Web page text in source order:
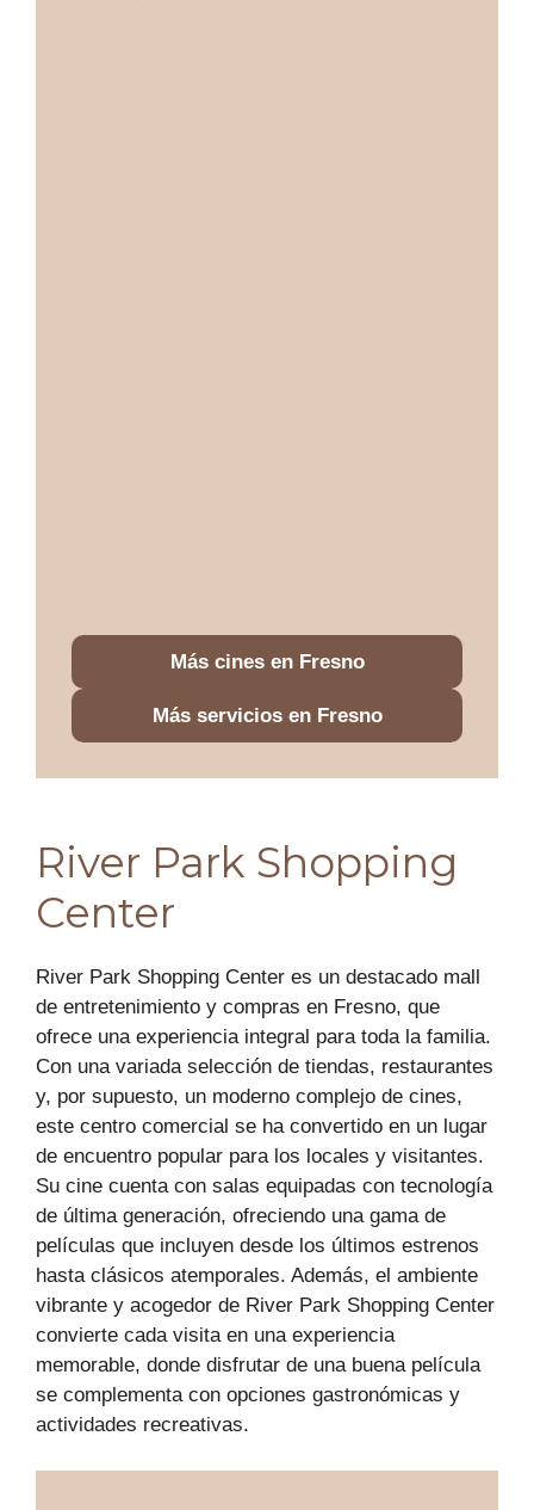
Más cines en Fresno
Más servicios en Fresno
River Park Shopping
Center
River Park Shopping Center es un destacado mall
de entretenimiento y compras en Fresno, que
ofrece una experiencia integral para toda la familia.
Con una variada selección de tiendas, restaurantes
y, por supuesto, un moderno complejo de cines,
este centro comercial se ha convertido en un lugar
de encuentro popular para los locales y visitantes.
Su cine cuenta con salas equipadas con tecnología
de última generación, ofreciendo una gama de
películas que incluyen desde los últimos estrenos
hasta clásicos atemporales. Además, el ambiente
vibrante y acogedor de River Park Shopping Center
convierte cada visita en una experiencia
memorable, donde disfrutar de una buena película
se complementa con opciones gastronómicas y
actividades recreativas.